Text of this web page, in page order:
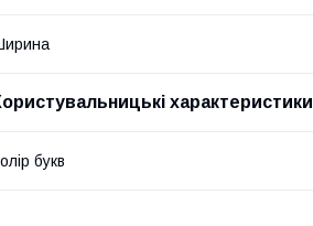
характеристики
букв